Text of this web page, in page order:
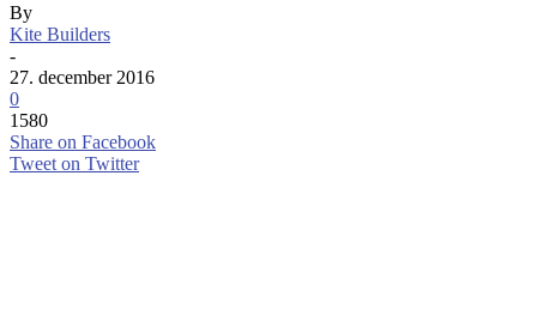
By
Kite Builders
-
27. december 2016
0
1580
Share on Facebook
Tweet on Twitter